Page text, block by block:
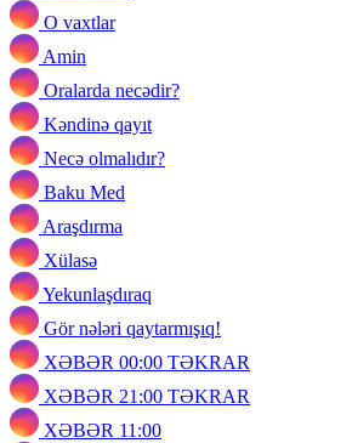
O vaxtlar
Amin
Oralarda necədir?
Kəndinə qayıt
Necə olmalıdır?
Baku Med
Araşdırma
Xülasə
Yekunlaşdıraq
Gör nələri qaytarmışıq!
XƏBƏR 00:00 TƏKRAR
XƏBƏR 21:00 TƏKRAR
XƏBƏR 11:00